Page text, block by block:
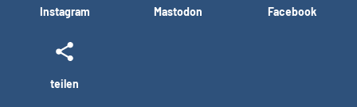
Instagram Mastodon Facebook
teilen